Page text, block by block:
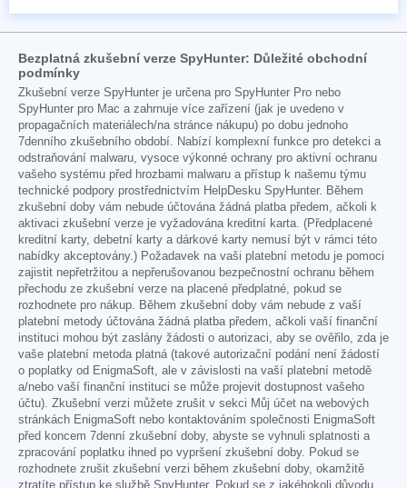
Bezplatná zkušební verze SpyHunter: Důležité obchodní
podmínky
Zkušební verze SpyHunter je určena pro SpyHunter Pro nebo
SpyHunter pro Mac a zahrnuje více zařízení (jak je uvedeno v
propagačních materiálech/na stránce nákupu) po dobu jednoho
7denního zkušebního období. Nabízí komplexní funkce pro detekci a
odstraňování malwaru, vysoce výkonné ochrany pro aktivní ochranu
vašeho systému před hrozbami malwaru a přístup k našemu týmu
technické podpory prostřednictvím HelpDesku SpyHunter. Během
zkušební doby vám nebude účtována žádná platba předem, ačkoli k
aktivaci zkušební verze je vyžadována kreditní karta. (Předplacené
kreditní karty, debetní karty a dárkové karty nemusí být v rámci této
nabídky akceptovány.) Požadavek na vaši platební metodu je pomoci
zajistit nepřetržitou a nepřerušovanou bezpečnostní ochranu během
přechodu ze zkušební verze na placené předplatné, pokud se
rozhodnete pro nákup. Během zkušební doby vám nebude z vaší
platební metody účtována žádná platba předem, ačkoli vaší finanční
instituci mohou být zaslány žádosti o autorizaci, aby se ověřilo, zda je
vaše platební metoda platná (takové autorizační podání není žádostí
o poplatky od EnigmaSoft, ale v závislosti na vaší platební metodě
a/nebo vaší finanční instituci se může projevit dostupnost vašeho
účtu). Zkušební verzi můžete zrušit v sekci Můj účet na webových
stránkách EnigmaSoft nebo kontaktováním společnosti EnigmaSoft
před koncem 7denní zkušební doby, abyste se vyhnuli splatnosti a
zpracování poplatku ihned po vypršení zkušební doby. Pokud se
rozhodnete zrušit zkušební verzi během zkušební doby, okamžitě
ztratíte přístup ke službě SpyHunter. Pokud se z jakéhokoli důvodu